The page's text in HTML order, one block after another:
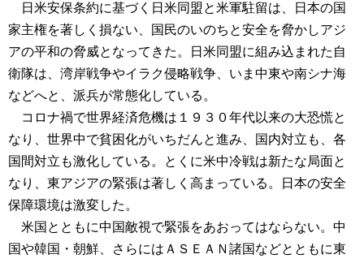
日米安保条約に基づく日米同盟と米軍駐留は、日本の国
家主権を著しく損ない、国民のいのちと安全を脅かしアジ
アの平和の脅威となってきた。日米同盟に組み込まれた自
衛隊は、湾岸戦争やイラク侵略戦争、いま中東や南シナ海
などへと、派兵が常態化している。
コロナ禍で世界経済危機は１９３０年代以来の大恐慌と
なり、世界中で貧困化がいちだんと進み、国内対立も、各
国間対立も激化している。とくに米中冷戦は新たな局面と
なり、東アジアの緊張は著しく高まっている。日本の安全
保障環境は激変した。
米国とともに中国敵視で緊張をあおってはならない。中
国や韓国・朝鮮、さらにはＡＳＥＡＮ諸国などとともに東